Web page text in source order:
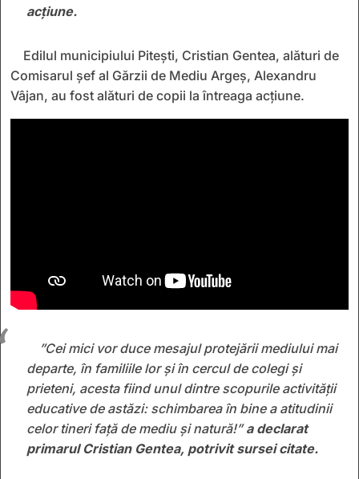
acțiune.
Edilul municipiului Pitești, Cristian Gentea, alături de
Comisarul șef al Gărzii de Mediu Argeș, Alexandru
Vâjan, au fost alături de copii la întreaga acțiune.
”Cei mici vor duce mesajul protejării mediului mai
departe, în familiile lor și în cercul de colegi și
prieteni, acesta fiind unul dintre scopurile activității
educative de astăzi: schimbarea în bine a atitudinii
celor tineri față de mediu și natură!”a declarat
primarul Cristian Gentea, potrivit sursei citate.